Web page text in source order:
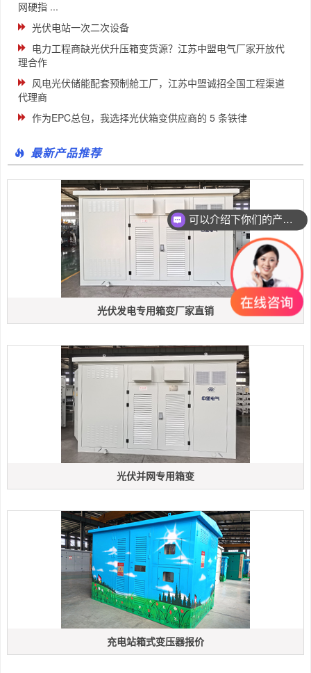
网硬指 ...
光伏电站一次二次设备
电力工程商缺光伏升压箱变货源？江苏中盟电气厂家开放代
理合作
风电光伏储能配套预制舱工厂，江苏中盟诚招全国工程渠道
代理商
作为EPC总包，我选择光伏箱变供应商的 5 条铁律
最新产品推荐
光伏发电专用箱变厂家直销
光伏并网专用箱变
充电站箱式变压器报价
可以介绍下你们的产品么